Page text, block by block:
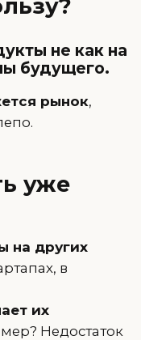
не как на
будущего.
рынок,
уже
на других
в
их
Недостаток